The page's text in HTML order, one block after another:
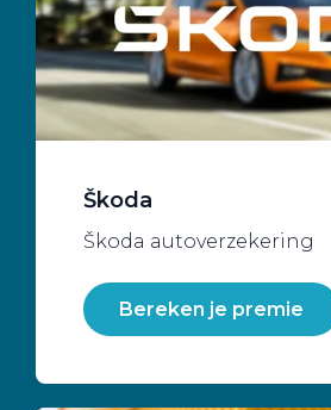
Škoda
Škoda autoverzekering
Bereken je premie